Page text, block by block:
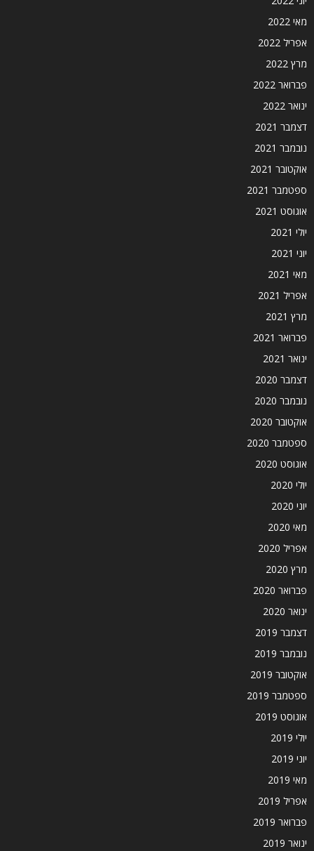
מאי 2022
אפריל 2022
מרץ 2022
פברואר 2022
ינואר 2022
דצמבר 2021
נובמבר 2021
אוקטובר 2021
ספטמבר 2021
אוגוסט 2021
יולי 2021
יוני 2021
מאי 2021
אפריל 2021
מרץ 2021
פברואר 2021
ינואר 2021
דצמבר 2020
נובמבר 2020
אוקטובר 2020
ספטמבר 2020
אוגוסט 2020
יולי 2020
יוני 2020
מאי 2020
אפריל 2020
מרץ 2020
פברואר 2020
ינואר 2020
דצמבר 2019
נובמבר 2019
אוקטובר 2019
ספטמבר 2019
אוגוסט 2019
יולי 2019
יוני 2019
מאי 2019
אפריל 2019
פברואר 2019
ינואר 2019